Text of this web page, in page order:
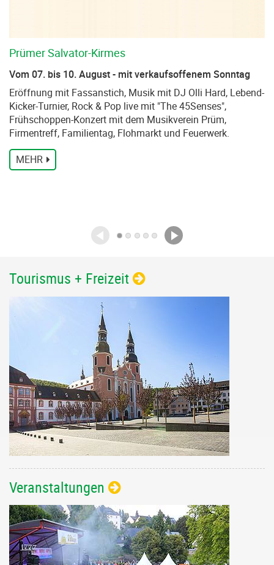
Prümer Salvator-Kirmes
Vom 07. bis 10. August - mit verkaufsoffenem Sonntag
Eröffnung mit Fassanstich, Musik mit DJ Olli Hard, Lebend-
Kicker-Turnier, Rock & Pop live mit "The 45Senses",
Frühschoppen-Konzert mit dem Musikverein Prüm,
Firmentreff, Familientag, Flohmarkt und Feuerwerk.
MEHR
Tourismus + Freizeit
Veranstaltungen